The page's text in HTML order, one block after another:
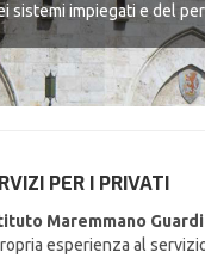
sistemi impiegati e del
PER I PRIVATI
Maremmano
esperienza al